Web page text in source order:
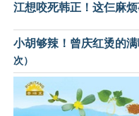
江想咬死韩正！这仨麻
小胡够辣！曾庆红烫的
次）